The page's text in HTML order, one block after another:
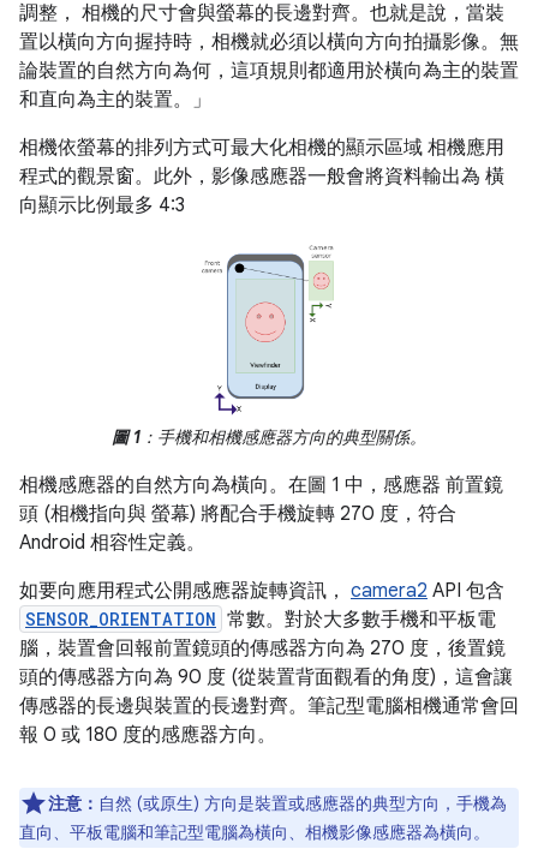
調整， 相機的尺寸會與螢幕的長邊對齊。也就是說，當裝
置以橫向方向握持時，相機就必須以橫向方向拍攝影像。無
論裝置的自然方向為何，這項規則都適用於橫向為主的裝置
和直向為主的裝置。」
相機依螢幕的排列方式可最大化相機的顯示區域 相機應用
程式的觀景窗。此外，影像感應器一般會將資料輸出為 橫
向顯示比例最多 4:3
圖 1 ：手機和相機感應器方向的典型關係。
相機感應器的自然方向為橫向。在圖 1 中，感應器 前置鏡
頭 (相機指向與 螢幕) 將配合手機旋轉 270 度，符合
Android 相容性定義。
如要向應用程式公開感應器旋轉資訊， camera2 API 包含
SENSOR_ORIENTATION 常數。對於大多數手機和平板電
腦，裝置會回報前置鏡頭的傳感器方向為 270 度，後置鏡
頭的傳感器方向為 90 度 (從裝置背面觀看的角度)，這會讓
傳感器的長邊與裝置的長邊對齊。筆記型電腦相機通常會回
報 0 或 180 度的感應器方向。
注意： 自然 (或原生) 方向是裝置或感應器的典型方向，手機為
直向、平板電腦和筆記型電腦為橫向、相機影像感應器為橫向。